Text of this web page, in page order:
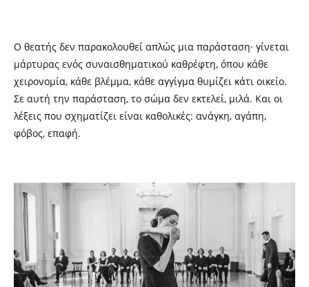
Ο θεατής δεν παρακολουθεί απλώς μια παράσταση· γίνεται
μάρτυρας ενός συναισθηματικού καθρέφτη, όπου κάθε
χειρονομία, κάθε βλέμμα, κάθε αγγίγμα θυμίζει κάτι οικείο.
Σε αυτή την παράσταση, το σώμα δεν εκτελεί, μιλά. Και οι
λέξεις που σχηματίζει είναι καθολικές: ανάγκη, αγάπη,
φόβος, επαφή.